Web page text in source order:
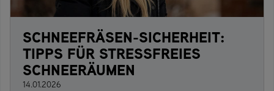
SCHNEEFRÄSEN-SICHERHEIT:
TIPPS FÜR STRESSFREIES
SCHNEERÄUMEN
14.01.2026